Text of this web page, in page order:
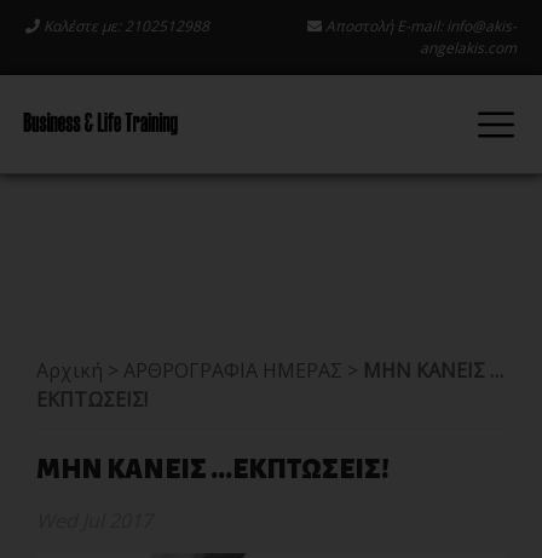
Καλέστε με: 2102512988 Αποστολή E-mail: info@akis-
angelakis.com
Αρχική > ΑΡΘΡΟΓΡΑΦΙΑ ΗΜΕΡΑΣ > ΜΗΝ ΚΑΝΕΙΣ …
ΕΚΠΤΩΣΕΙΣ!
ΜΗΝ ΚΑΝΕΙΣ ...ΕΚΠΤΩΣΕΙΣ!